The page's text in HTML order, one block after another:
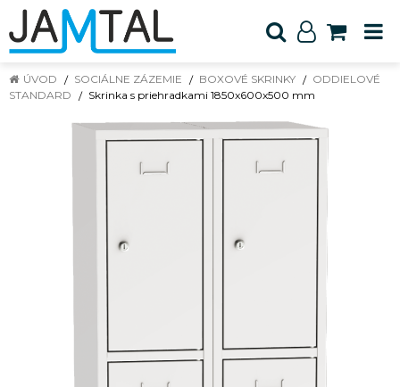
ÚVOD SOCIÁLNE ZÁZEMIE BOXOVÉ SKRINKY
ODDIELOVÉ
STANDARD
Skrinka s priehradkami 1850x600x500 mm